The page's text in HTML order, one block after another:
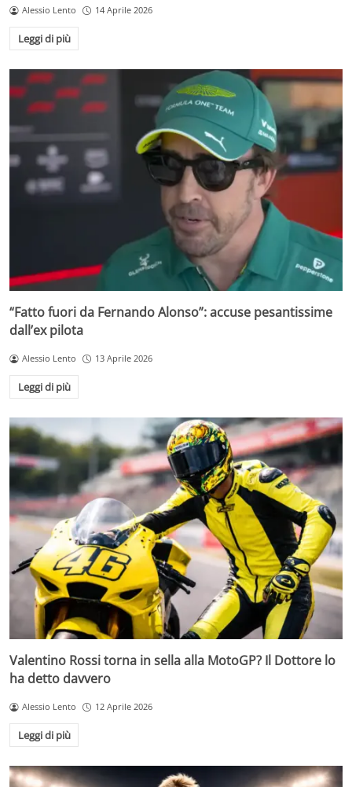
Alessio Lento 14 Aprile 2026
Leggi di più
“Fatto fuori da Fernando Alonso”: accuse pesantissime
dall’ex pilota
Alessio Lento 13 Aprile 2026
Leggi di più
Valentino Rossi torna in sella alla MotoGP? Il Dottore lo
ha detto davvero
Alessio Lento 12 Aprile 2026
Leggi di più